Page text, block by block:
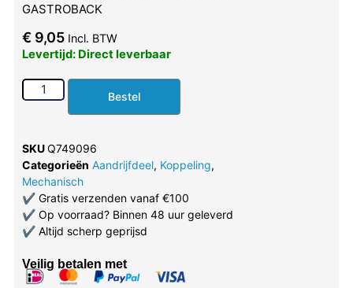
GASTROBACK
€ 9,05 Incl. BTW
Levertijd: Direct leverbaar
Bestel
SKUQ749096
Categorieën Aandrijfdeel, Koppeling,
Mechanisch
✔Gratis verzenden vanaf €100
✔Op voorraad? Binnen 48 uur geleverd
✔Altijd scherp geprijsd
Veilig betalen met